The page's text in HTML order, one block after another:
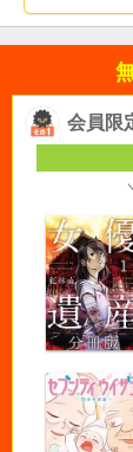
会員限